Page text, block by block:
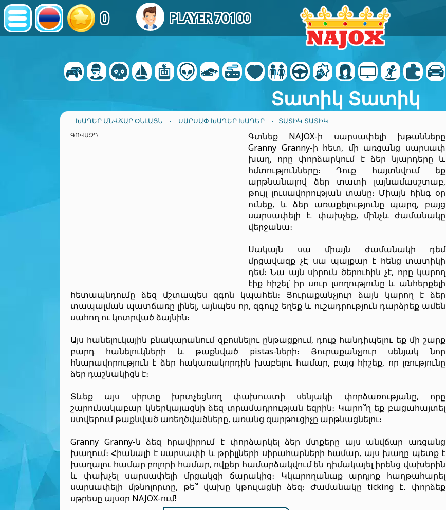
0 PLAYER 70100
Տատիկ Տատիկ
ԽԱՂԵՐ ԱՆՎՃԱՐ ՕՆԼԱՅՆ - ՍԱՐՍԱՓ ԽԱՂԵՐ ԽԱՂԵՐ - ՏԱՏԻԿ ՏԱՏԻԿ
ԳՈՎԱԶԴ
Գտնեք NAJOX-ի սարսափելի խթանները
Granny Granny-ի հետ, մի առցանց սարսափ
խաղ, որը փորձարկում է ձեր նյարդերը և
հմտությունները։ Դուք հայտնվում եք
արթնանալով ձեր տատի լայնամասշտաբ,
թույլ լուսավորության տանը։ Միայն հինգ օր
ունեք, և ձեր առաքելությունը պարզ, բայց
սարսափելի է. փախչեք, մինչև ժամանակը
վերջանա։
Սակայն սա միայն ժամանակի դեմ
մրցավազք չէ; սա պայքար է հենց տատիկի
դեմ։ Նա այն սիրուն ծերուհին չէ, որը կարող
էիք հիշել՝ իր սուր լսողությունը և անհերքելի
հետապնդումը ձեզ մշտապես զգոն կպահեն։ Յուրաքանչյուր ձայն կարող է ձեր
տապալման պատճառը լինել, այնպես որ, զգույշ եղեք և ուշադրություն դարձրեք ամեն
սահող ու կոտրված ձայնին։
Այս հանելուկային բնակարանում զբոսնելու ընթացքում, դուք հանդիպելու եք մի շարք
բարդ հանելուկների և թաքնված pistas-ների։ Յուրաքանչյուր սենյակ նոր
հնարավորություն է ձեր հակառակորդին խաբելու համար, բայց հիշեք, որ լռությունը
ձեր դաշնակիցն է։
Տևեք այս սիրտը խրտչեցնող փախուստի սենյակի փորձառությանը, որը
շարունակաբար կներկայացնի ձեզ տրամադրության եզրին։ Կարո՞ղ եք բացահայտել
ստվերում թաքնված առեղծվածները, առանց զարթուցիչը արթնացնելու։
Granny Granny-ն ձեզ հրավիրում է փորձարկել ձեր մտքերը այս անվճար առցանց
խաղում։ Հիանալի է սարսափի և թրիլլների սիրահարների համար, այս խաղը պետք է
խաղալու համար բոլորի համար, ովքեր համարձակվում են դիմակայել իրենց վախերին
և փախչել սարսափելի մրցակցի ճարակից։ Կկարողանաք արդյոք հաղթահարել
սարսափելի մթնոլորտը, թե՞ վախը կթուլացնի ձեզ։ Ժամանակը ticking է․ փորձեք
սթրեսը այսօր NAJOX-ում!